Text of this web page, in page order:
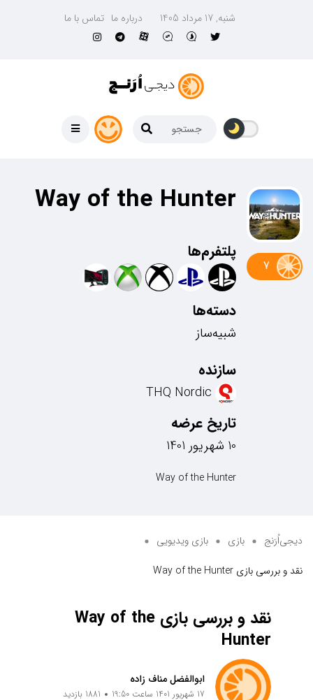
شنبه, 17 مرداد 1405 درباره ما تماس با ما
7
Way of the Hunter
پلتفرم‌ها
دسته‌ها
شبیه‌ساز
سازنده
تاریخ عرضه
10 شهریور 1401
Way of the Hunter
دیجی‌اُرَنج بازی
بازی ویدیویی
نقد و بررسی بازی Way of the Hunter
نقد و بررسی بازی Way of the
Hunter
ابوالفضل مناف زاده
17 شهریور 1401 ساعت 19:50 1881 بازدید